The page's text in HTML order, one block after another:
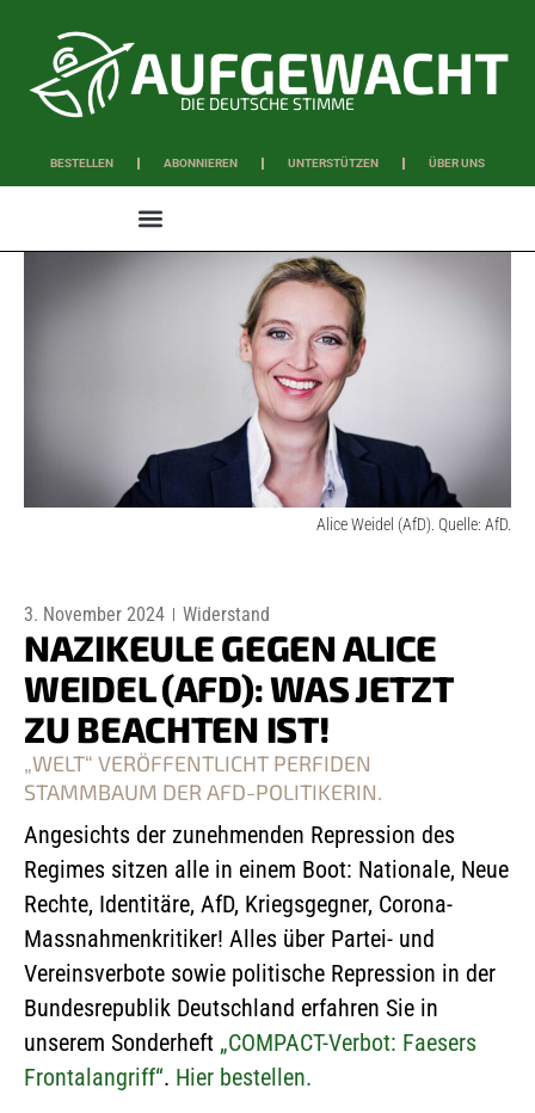
DIE DEUTSCHE STIMME
BESTELLEN ABONNIEREN UNTERSTÜTZEN ÜBER UNS
Alice Weidel (AfD). Quelle: AfD.
3. November 2024 Widerstand
NAZIKEULE GEGEN ALICE
WEIDEL (AFD): WAS JETZT
ZU BEACHTEN IST!
„WELT“ VERÖFFENTLICHT PERFIDEN
STAMMBAUM DER AFD-POLITIKERIN.
Angesichts der zunehmenden Repression des
Regimes sitzen alle in einem Boot: Nationale, Neue
Rechte, Identitäre, AfD, Kriegsgegner, Corona-
Massnahmenkritiker! Alles über Partei- und
Vereinsverbote sowie politische Repression in der
Bundesrepublik Deutschland erfahren Sie in
unserem Sonderheft „COMPACT-Verbot: Faesers
Frontalangriff“. Hier bestellen.